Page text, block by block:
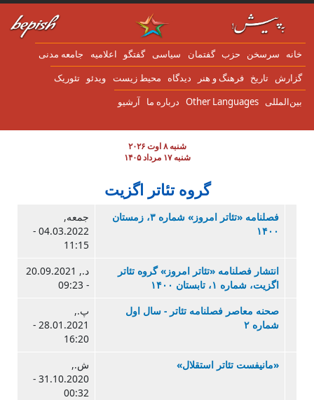
به محتوای اصلی
سرسخن حزب گفتمان سياسی گفتگو اعلاميه جامعه مدنی
تاریخ فرهنگ و هنر دیدگاه محیط زیست ویدئو تئوریک
Other Languages درباره ما آرشیو
شنبه ۸ اوت ۲۰۲۶
شنبه ۱۷ مرداد ۱۴۰۵
گروه تئاتر اگزیت
فصلنامه «تئاتر امروز» شماره ۳، زمستان
۱۴۰۰
جمعه,
04.03.2022 -
11:15
انتشار فصلنامه «تئاتر امروز» گروه تئاتر
اگزیت، شماره ۱، تابستان ۱۴۰۰
د., 20.09.2021
صحنه معاصر فصلنامه تئاتر - سال اول
شماره ۲
28.01.2021 -
16:20
«مانیفست تئاتر استقلال»
ش.,
31.10.2020 -
00:32